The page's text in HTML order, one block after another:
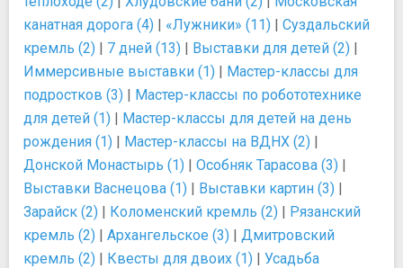
канатная дорога (4) | «Лужники» (11) | Суздальский
кремль (2) | 7 дней (13) | Выставки для детей (2) |
Иммерсивные выставки (1) | Мастер-классы для
подростков (3) | Мастер-классы по робототехнике
для детей (1) | Мастер-классы для детей на день
рождения (1) | Мастер-классы на ВДНХ (2) |
Донской Монастырь (1) | Особняк Тарасова (3) |
Выставки Васнецова (1) | Выставки картин (3) |
Зарайск (2) | Коломенский кремль (2) | Рязанский
кремль (2) | Архангельское (3) | Дмитровский
кремль (2) | Квесты для двоих (1) | Усадьба